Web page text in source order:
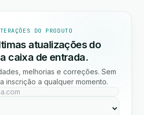
DO PRODUTO
atualizações do
caixa de entrada.
melhorias e correções. Sem
inscrição a qualquer momento.